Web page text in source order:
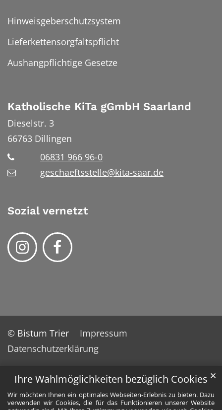
Ihre Wahlmöglichkeiten bezüglich Cookies
Wir möchten Ihnen ein optimales Webseiten-Erlebnis zu bieten. Dazu
verwenden wir Cookies, die für das Funktionieren unserer Website
✕
Hinweisgeberschutzsystem
Lieferkettensorgfaltspflicht
Aushangpflichtige Gesetze
Katholische KiTa gGmbH Saarland
Dieselstr. 3
66763 Dillingen
06831 966 96-0
geschaeftsstelle@kita-saar.de
Sozial vernetzt
© Bistum Trier
Impressum
Datenschutzerklärung